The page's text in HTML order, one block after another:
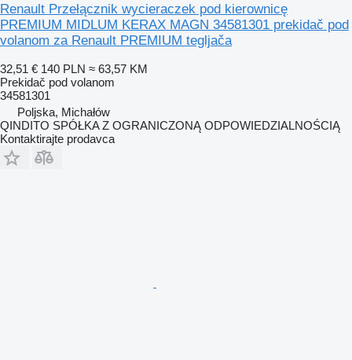
Renault Przełącznik wycieraczek pod kierownicę
PREMIUM MIDLUM KERAX MAGN 34581301 prekidač pod
volanom za Renault PREMIUM tegljača
32,51 € 140 PLN ≈ 63,57 KM
Prekidač pod volanom
34581301
Poljska, Michałów
QINDITO SPÓŁKA Z OGRANICZONĄ ODPOWIEDZIALNOŚCIĄ
Kontaktirajte prodavca